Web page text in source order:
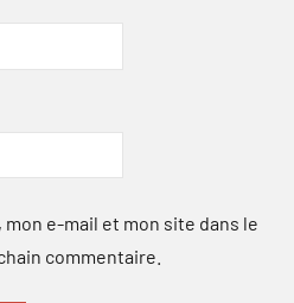
e-mail et mon site dans le
commentaire.